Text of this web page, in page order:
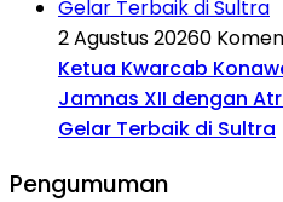
2 Agustus 20260
Ketua Kwarcab
Jamnas XII dengan
Gelar Terbaik di Sultra
Pengumuman